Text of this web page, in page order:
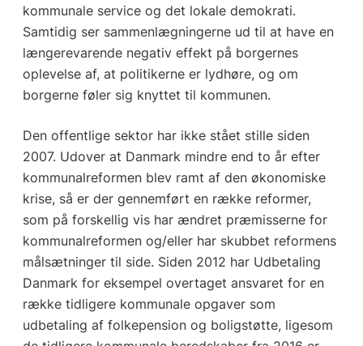
kommunale service og det lokale demokrati.
Samtidig ser sammenlægningerne ud til at have en
længerevarende negativ effekt på borgernes
oplevelse af, at politikerne er lydhøre, og om
borgerne føler sig knyttet til kommunen.
Den offentlige sektor har ikke stået stille siden
2007. Udover at Danmark mindre end to år efter
kommunalreformen blev ramt af den økonomiske
krise, så er der gennemført en række reformer,
som på forskellig vis har ændret præmisserne for
kommunalreformen og/eller har skubbet reformens
målsætninger til side. Siden 2012 har Udbetaling
Danmark for eksempel overtaget ansvaret for en
række tidligere kommunale opgaver som
udbetaling af folkepension og boligstøtte, ligesom